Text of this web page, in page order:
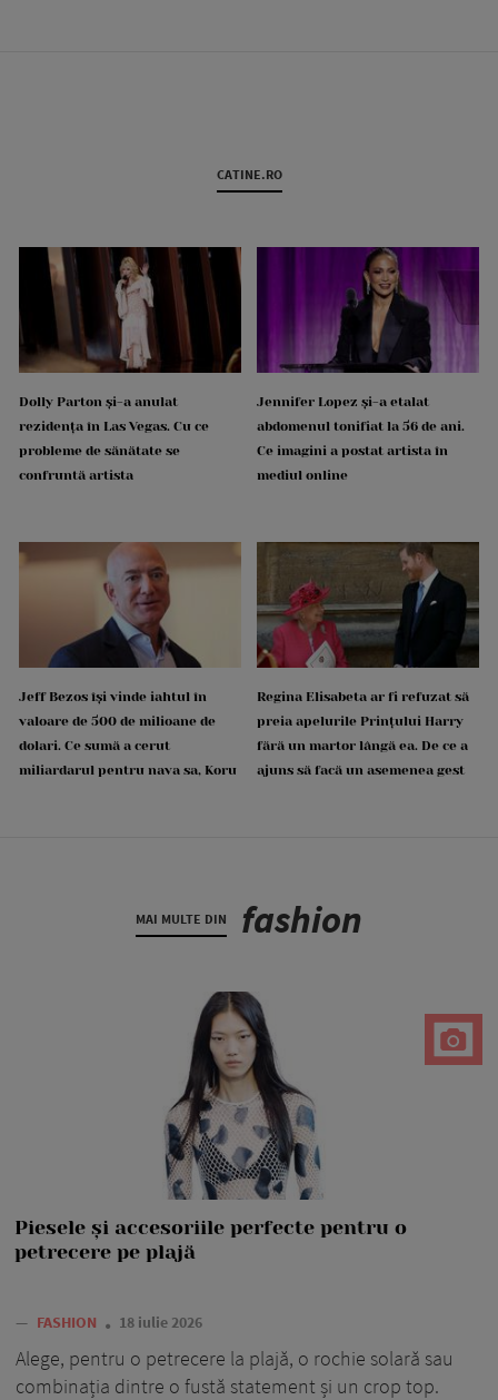
CATINE.RO
Dolly Parton și-a anulat
rezidența în Las Vegas. Cu ce
probleme de sănătate se
confruntă artista
Jennifer Lopez și-a etalat
abdomenul tonifiat la 56 de ani.
Ce imagini a postat artista în
mediul online
Jeff Bezos își vinde iahtul în
valoare de 500 de milioane de
dolari. Ce sumă a cerut
miliardarul pentru nava sa, Koru
Regina Elisabeta ar fi refuzat să
preia apelurile Prințului Harry
fără un martor lângă ea. De ce a
ajuns să facă un asemenea gest
MAI MULTE DIN fashion
Piesele și accesoriile perfecte pentru o
petrecere pe plajă
— FASHION 18 iulie 2026
Alege, pentru o petrecere la plajă, o rochie solară sau
combinația dintre o fustă statement și un crop top.